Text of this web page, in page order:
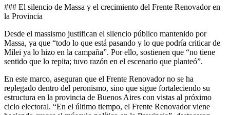
### El silencio de Massa y el crecimiento del Frente Renovador en
la Provincia
Desde el massismo justifican el silencio público mantenido por
Massa, ya que “todo lo que está pasando y lo que podría criticar de
Milei ya lo hizo en la campaña”. Por ello, sostienen que “no tiene
sentido que lo repita; tuvo razón en el escenario que planteó”.
En este marco, aseguran que el Frente Renovador no se ha
replegado dentro del peronismo, sino que sigue fortaleciendo su
estructura en la provincia de Buenos Aires con vistas al próximo
ciclo electoral. “En el último tiempo, el Frente Renovador viene